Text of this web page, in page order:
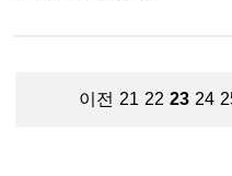
이전 21 22 23 24